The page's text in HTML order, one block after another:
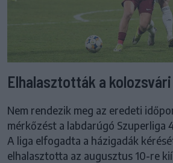
Elhalasztották a
Nem rendezik meg az eredeti
mérkőzést a labdarúgó Szuperliga
A liga elfogadta a házigadák
elhalasztotta az augusztus 10-re